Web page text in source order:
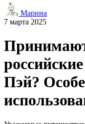
Марина
7 марта 2025
Пэй?